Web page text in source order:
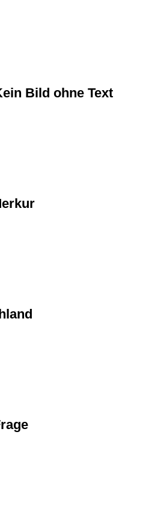
Bild ohne Text